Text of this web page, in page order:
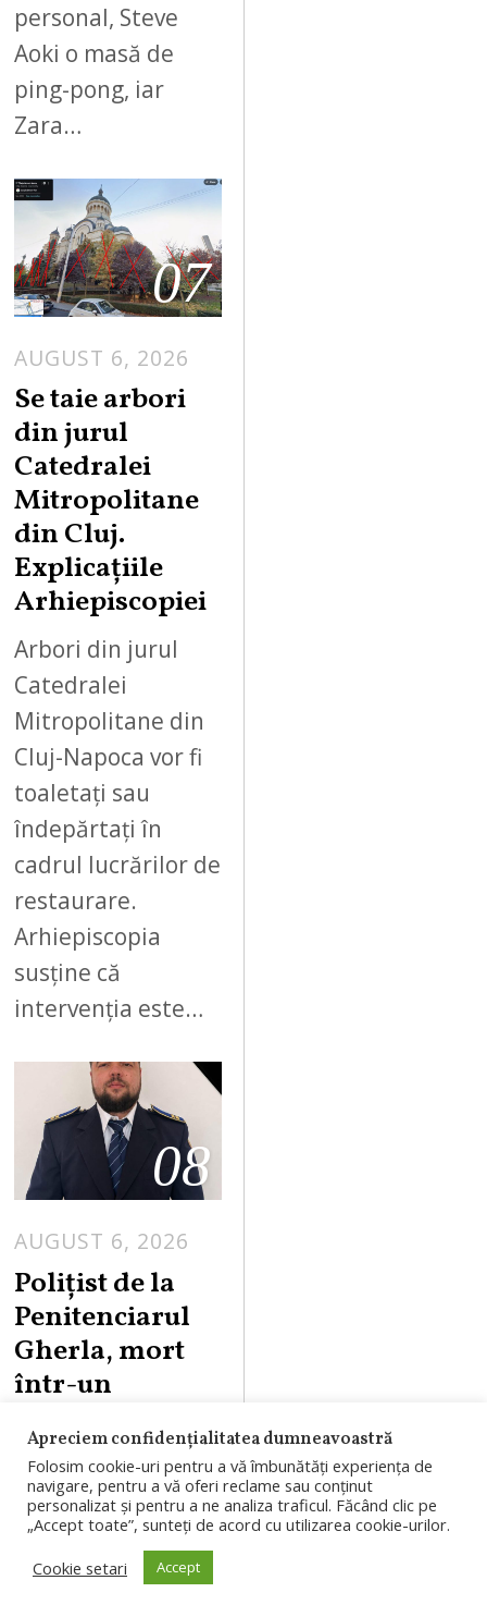
personal, Steve
Aoki o masă de
ping-pong, iar
Zara…
07
AUGUST 6, 2026
Se taie arbori
din jurul
Catedralei
Mitropolitane
din Cluj.
Explicațiile
Arhiepiscopiei
Arbori din jurul
Catedralei
Mitropolitane din
Cluj-Napoca vor fi
toaletați sau
îndepărtați în
cadrul lucrărilor de
restaurare.
Arhiepiscopia
susține că
intervenția este…
08
AUGUST 6, 2026
Polițist de la
Penitenciarul
Gherla, mort
într-un
accident de
motocicletă pe
DN1
Un polițist de
penitenciare în
Apreciem confidențialitatea dumneavoastră
Folosim cookie-uri pentru a vă îmbunătăți experiența de
navigare, pentru a vă oferi reclame sau conținut
personalizat și pentru a ne analiza traficul. Făcând clic pe
„Accept toate”, sunteți de acord cu utilizarea cookie-urilor.
Cookie setari
Accept